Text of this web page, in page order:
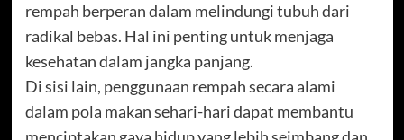
rempah berperan dalam melindungi tubuh dari
radikal bebas. Hal ini penting untuk menjaga
kesehatan dalam jangka panjang.
Di sisi lain, penggunaan rempah secara alami
dalam pola makan sehari-hari dapat membantu